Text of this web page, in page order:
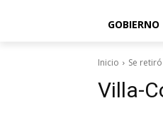
GOBIERNO
Inicio Se
Villa-